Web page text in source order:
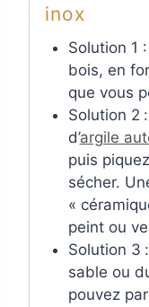
inox
Solution 1
bois, en
que vous
Solution 2
d’argile
puis
sécher.
«
peint ou
Solution 3
sable ou
pouvez